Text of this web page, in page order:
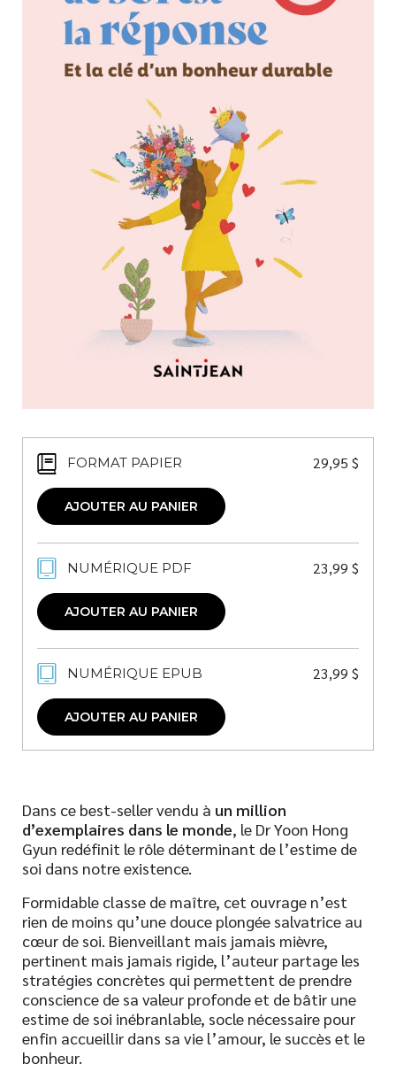
Nouveautés
Numérique
Livres audio
FORMAT PAPIER 29,95 $
AJOUTER AU PANIER
NUMÉRIQUE PDF 23,99 $
AJOUTER AU PANIER
NUMÉRIQUE EPUB 23,99 $
AJOUTER AU PANIER
Dans ce best-seller vendu à un million
d’exemplaires dans le monde, le Dr Yoon Hong
Gyun redéfinit le rôle déterminant de l’estime de
soi dans notre existence.
Formidable classe de maître, cet ouvrage n’est
rien de moins qu’une douce plongée salvatrice au
cœur de soi. Bienveillant mais jamais mièvre,
pertinent mais jamais rigide, l’auteur partage les
stratégies concrètes qui permettent de prendre
conscience de sa valeur profonde et de bâtir une
estime de soi inébranlable, socle nécessaire pour
enfin accueillir dans sa vie l’amour, le succès et le
bonheur.